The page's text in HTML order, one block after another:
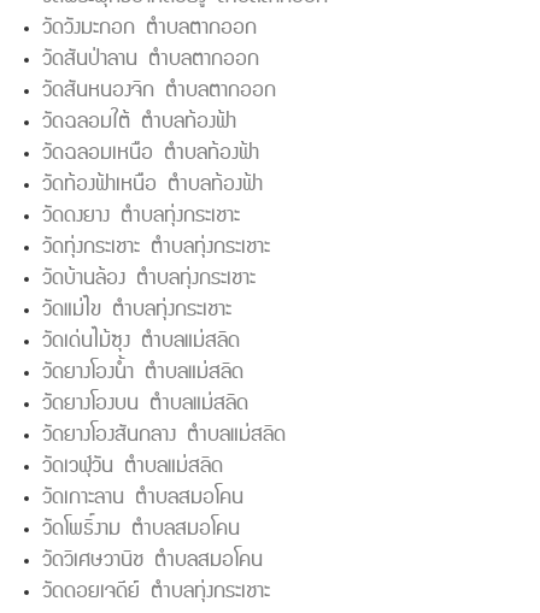
วัดวังมะกอก ตำบลตากออก
วัดสันป่าลาน ตำบลตากออก
วัดสันหนองจิก ตำบลตากออก
วัดฉลอมใต้ ตำบลท้องฟ้า
วัดฉลอมเหนือ ตำบลท้องฟ้า
วัดท้องฟ้าเหนือ ตำบลท้องฟ้า
วัดดงยาง ตำบลทุ่งกระเชาะ
วัดทุ่งกระเชาะ ตำบลทุ่งกระเชาะ
วัดบ้านล้อง ตำบลทุ่งกระเชาะ
วัดแม่ไข ตำบลทุ่งกระเชาะ
วัดเด่นไม้ซุง ตำบลแม่สลิด
วัดยางโองน้ำ ตำบลแม่สลิด
วัดยางโองบน ตำบลแม่สลิด
วัดยางโองสันกลาง ตำบลแม่สลิด
วัดเวฬุวัน ตำบลแม่สลิด
วัดเกาะลาน ตำบลสมอโคน
วัดโพธิ์งาม ตำบลสมอโคน
วัดวิเศษวานิช ตำบลสมอโคน
วัดดอยเจดีย์ ตำบลทุ่งกระเชาะ